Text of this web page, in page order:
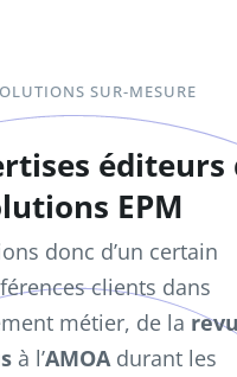
SUR-MESURE
éditeurs
EPM
donc d’un certain
clients dans
métier, de la
à l’AMOAdurant les